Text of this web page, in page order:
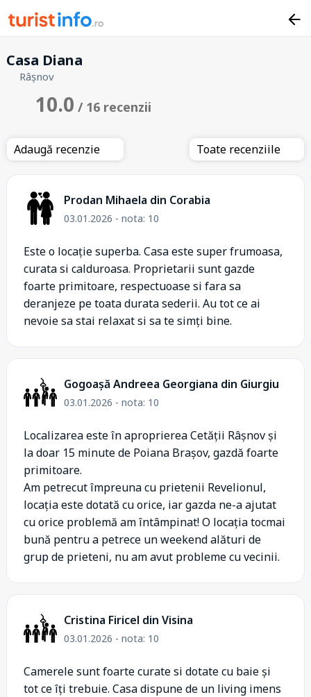
Casa Diana
Râșnov
10.0 / 16 recenzii
Adaugă recenzie Toate recenziile
Prodan Mihaela din Corabia
03.01.2026 - nota: 10
Este o locație superba. Casa este super frumoasa,
curata si calduroasa. Proprietarii sunt gazde
foarte primitoare, respectuoase si fara sa
deranjeze pe toata durata sederii. Au tot ce ai
nevoie sa stai relaxat si sa te simți bine.
Gogoașă Andreea Georgiana din Giurgiu
03.01.2026 - nota: 10
Localizarea este în aproprierea Cetății Râșnov și
la doar 15 minute de Poiana Brașov, gazdă foarte
primitoare.
Am petrecut împreuna cu prietenii Revelionul,
locația este dotată cu orice, iar gazda ne-a ajutat
cu orice problemă am întâmpinat! O locația tocmai
bună pentru a petrece un weekend alături de
grup de prieteni, nu am avut probleme cu vecinii.
Cristina Firicel din Visina
03.01.2026 - nota: 10
Camerele sunt foarte curate si dotate cu baie și
tot ce îți trebuie. Casa dispune de un living imens